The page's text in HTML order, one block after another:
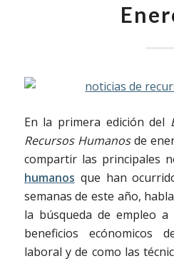
En la primera edición del
Recursos Humanosde
compartir las principales
humanos que han
semanas de este año,
la búsqueda de empleo
beneficios ecónomicos
laboral y de como las